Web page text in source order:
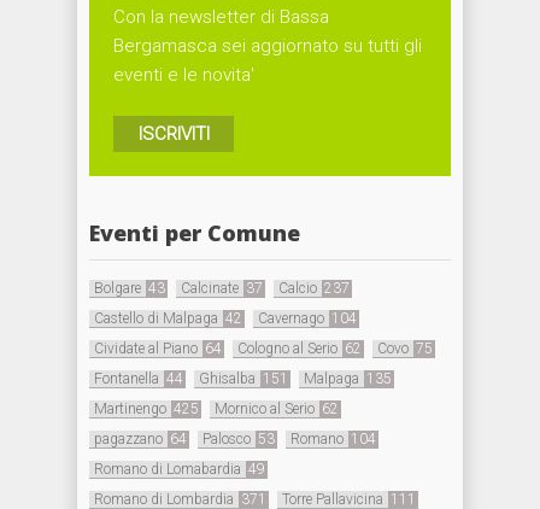
Con la newsletter di Bassa
Bergamasca sei aggiornato su tutti gli
eventi e le novita'
ISCRIVITI
Eventi per Comune
Bolgare 43 Calcinate 37 Calcio 237
Castello di Malpaga 42 Cavernago 104
Cividate al Piano 64 Cologno al Serio 62 Covo 75
Fontanella 44 Ghisalba 151 Malpaga 135
Martinengo 425 Mornico al Serio 62
pagazzano 64 Palosco 53 Romano 104
Romano di Lomabardia 49
Romano di Lombardia 371 Torre Pallavicina 111